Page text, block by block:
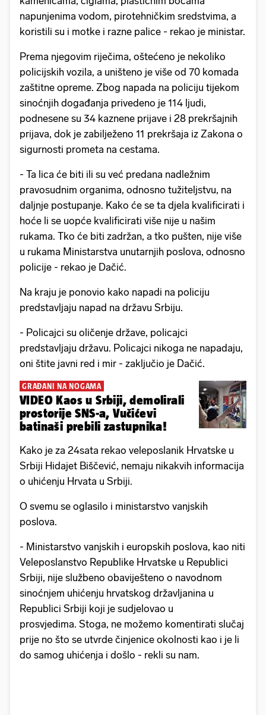
napunjenima vodom, pirotehničkim sredstvima, a
koristili su i motke i razne palice - rekao je ministar.
Prema njegovim riječima, oštećeno je nekoliko
policijskih vozila, a uništeno je više od 70 komada
zaštitne opreme. Zbog napada na policiju tijekom
sinoćnjih događanja privedeno je 114 ljudi,
podnesene su 34 kaznene prijave i 28 prekršajnih
prijava, dok je zabilježeno 11 prekršaja iz Zakona o
sigurnosti prometa na cestama.
- Ta lica će biti ili su već predana nadležnim
pravosudnim organima, odnosno tužiteljstvu, na
daljnje postupanje. Kako će se ta djela kvalificirati i
hoće li se uopće kvalificirati više nije u našim
rukama. Tko će biti zadržan, a tko pušten, nije više
u rukama Ministarstva unutarnjih poslova, odnosno
policije - rekao je Dačić.
Na kraju je ponovio kako napadi na policiju
predstavljaju napad na državu Srbiju.
- Policajci su oličenje države, policajci
predstavljaju državu. Policajci nikoga ne napadaju,
oni štite javni red i mir - zaključio je Dačić.
GRAĐANI NA NOGAMA
VIDEO Kaos u Srbiji, demolirali
prostorije SNS-a, Vučićevi
batinaši prebili zastupnika!
Kako je za 24sata rekao veleposlanik Hrvatske u
Srbiji Hidajet Biščević, nemaju nikakvih informacija
o uhićenju Hrvata u Srbiji.
O svemu se oglasilo i ministarstvo vanjskih
poslova.
- Ministarstvo vanjskih i europskih poslova, kao niti
Veleposlanstvo Republike Hrvatske u Republici
Srbiji, nije službeno obaviješteno o navodnom
sinoćnjem uhićenju hrvatskog državljanina u
Republici Srbiji koji je sudjelovao u
prosvjedima. Stoga, ne možemo komentirati slučaj
prije no što se utvrde činjenice okolnosti kao i je li
do samog uhićenja i došlo - rekli su nam.